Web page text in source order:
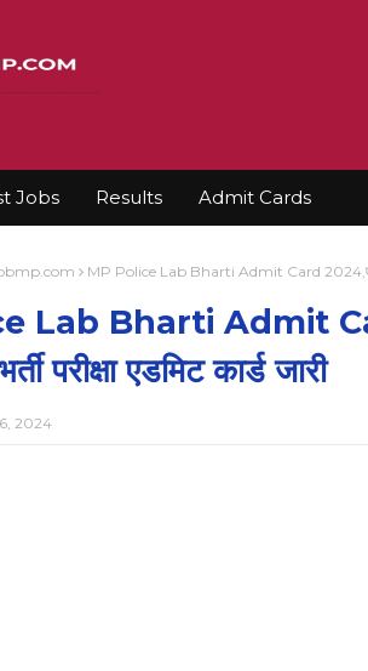
Jobs Results Admit Cards
MP Police Lab Bharti Admit Card 2024,एमपी
Lab Bharti Admit
परीक्षा एडमिट कार्ड जारी
2024